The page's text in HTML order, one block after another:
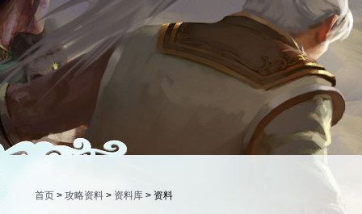
网易游戏
游戏爱好者
我的足迹：
首页 > 攻略资料 > 资料库 > 资料